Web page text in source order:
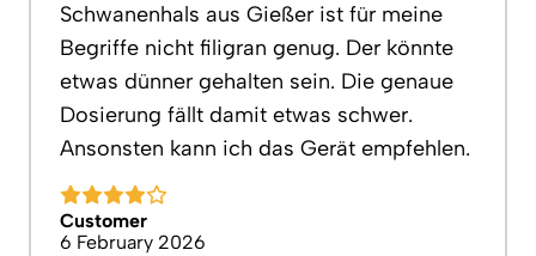
Schwanenhals aus Gießer ist für meine
Begriffe nicht filigran genug. Der könnte
etwas dünner gehalten sein. Die genaue
Dosierung fällt damit etwas schwer.
Ansonsten kann ich das Gerät empfehlen.
Customer
6 February 2026